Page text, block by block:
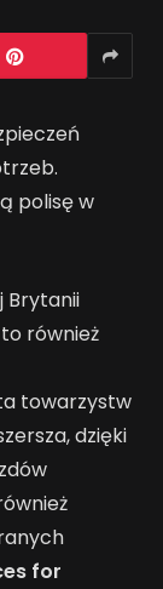
polisę w
Brytanii
również
towarzystw
dzięki
for